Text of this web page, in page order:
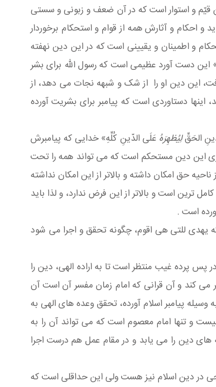
قیّم و استوار است که در آن ضعف و زبونی و سستی
احکام و آثارش همه از قوام و استحکام برخوردار
و اطمینان و یقیینی است که در این دین نهفته
دست آورد عظیمی است که رسول الله برای بشر
این دین او را از شک و شبهه نجات می دهد، از
دستاوردی است که پیامبر برای بشریت آورده
الحَقِّلِيُظهِرَهُ عَلَى الدّينِ كُلِّهِ» خدایی که پیامبرش
این دین مستحکم است که می تواند همه را تحت
حق امکان داشته و بالاتر از این امکان نداشته
ترین است و بالاتر از این فرض ندارد، و لذا باید
است .
للتی هی اقوم، چگونه تحقق و اجرا می شود
پرده غیب منتظر است تا به اراده الهی، دین را
می کند و آن قرانی که امام زمان مفسر آن است آن
پیامبر اسلام آورده، تحقق وعده های الهی به
و تنها امام معصوم است که می تواند آن را به
دین را می یابد و در مقام عمل هم درست اجرا
در دین اسلام نیز هست ولی این حداقلی است که